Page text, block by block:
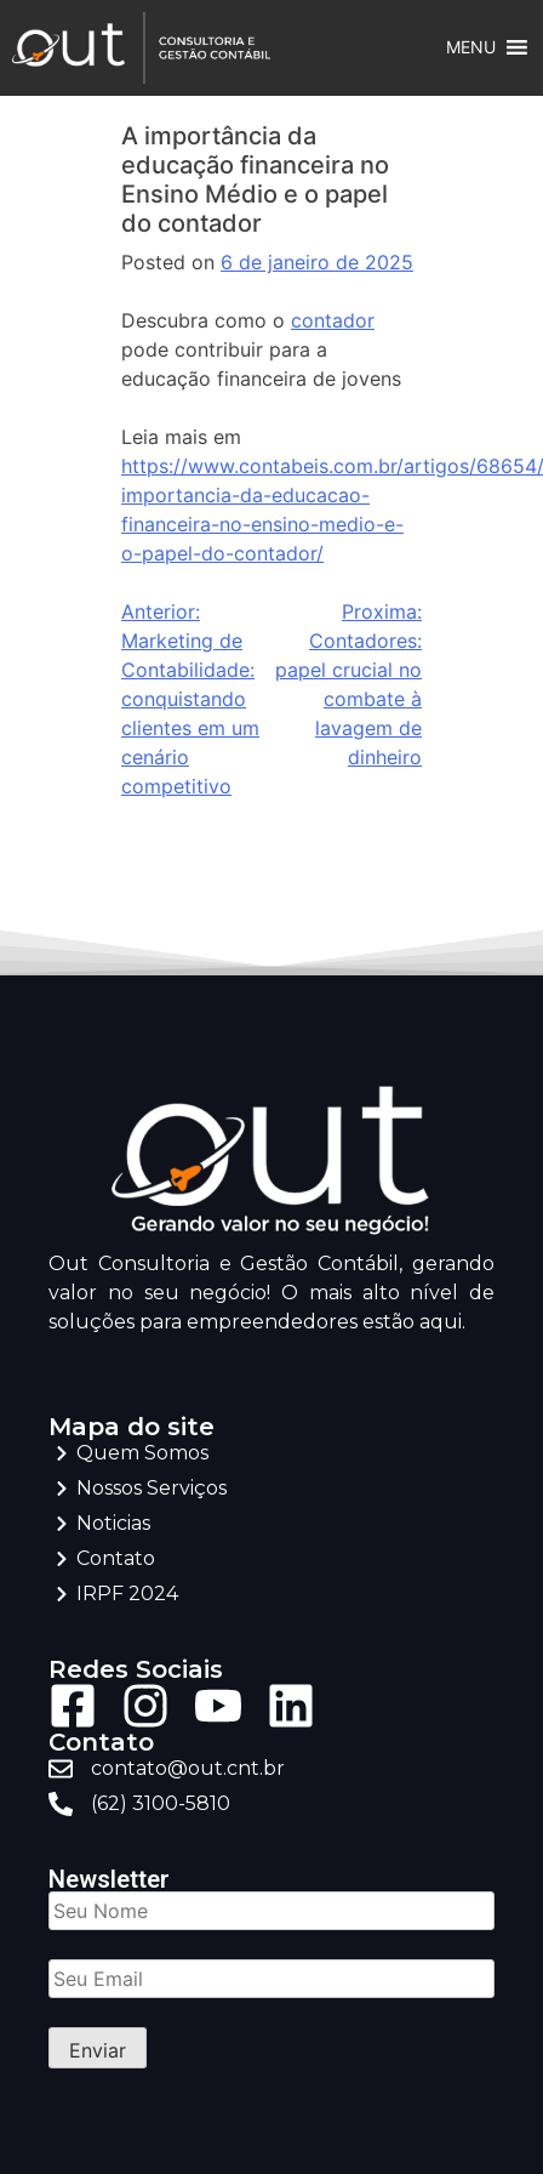
MENU
A importância da
educação financeira no
Ensino Médio e o papel
do contador
Posted on 6 de janeiro de 2025
Descubra como o contador
pode contribuir para a
educação financeira de jovens
Leia mais em
https://www.contabeis.com.br/artigos/
importancia-da-educacao-
financeira-no-ensino-medio-e-
o-papel-do-contador/
Anterior:
Marketing de
Contabilidade:
conquistando
clientes em um
cenário
competitivo
Proxima:
Contadores:
papel crucial no
combate à
lavagem de
dinheiro
Out Consultoria e Gestão Contábil, gerando
valor no seu negócio! O mais alto nível de
soluções para empreendedores estão aqui.
Mapa do site
Quem Somos
Nossos Serviços
Noticias
Contato
IRPF 2024
Redes Sociais
Contato
contato@out.cnt.br
(62) 3100-5810
Newsletter